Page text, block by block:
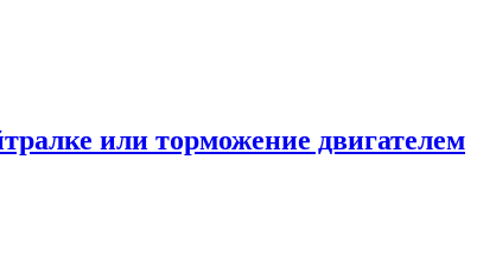
или торможение двигателем